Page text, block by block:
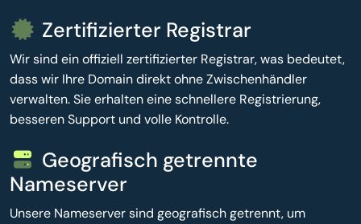
Zertifizierter Registrar
Wir sind ein offiziell zertifizierter Registrar, was bedeutet,
dass wir Ihre Domain direkt ohne Zwischenhändler
verwalten. Sie erhalten eine schnellere Registrierung,
besseren Support und volle Kontrolle.
Geografisch getrennte
Nameserver
Unsere Nameserver sind geografisch getrennt, um